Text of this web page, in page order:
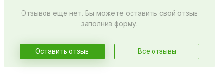
Отзывов еще нет. Вы можете оставить свой отзыв
заполнив форму.
Оставить отзыв Все отзывы